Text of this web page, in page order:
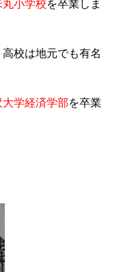
小学校を卒業しま
高校は地元でも有名
大学経済学部を卒業